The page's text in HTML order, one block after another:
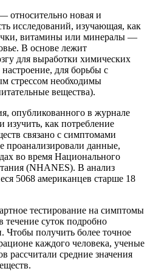
относительно новая и
исследований, изучающая, как
витамины или минералы —
В основе лежит
для выработки химических
для борьбы с
стрессом необходимы
вещества).
опубликованного в журнале
изучить, как потребление
связано с симптомами
проанализировали данные,
во время Национального
(NHANES). В анализ
5068 американцев старше 18
тестирование на симптомы
течение суток подробно
Чтобы получить более точное
каждого человека, ученые
рассчитали средние значения